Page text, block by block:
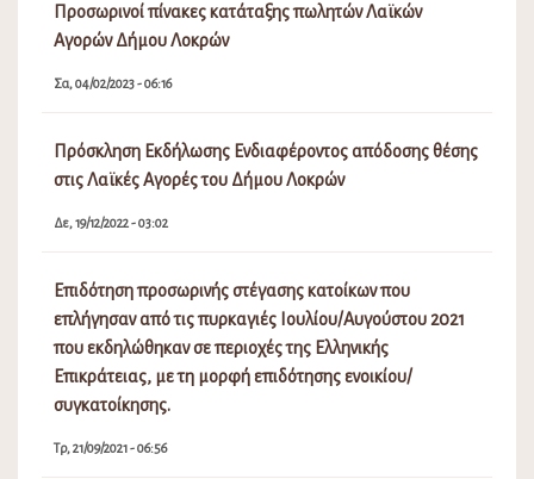
Προσωρινοί πίνακες κατάταξης πωλητών Λαϊκών
Αγορών Δήμου Λοκρών
Σα, 04/02/2023 - 06:16
Πρόσκληση Εκδήλωσης Ενδιαφέροντος απόδοσης θέσης
στις Λαϊκές Αγορές του Δήμου Λοκρών
Δε, 19/12/2022 - 03:02
Επιδότηση προσωρινής στέγασης κατοίκων που
επλήγησαν από τις πυρκαγιές Ιουλίου/Αυγούστου 2021
που εκδηλώθηκαν σε περιοχές της Ελληνικής
Επικράτειας, με τη μορφή επιδότησης ενοικίου/
συγκατοίκησης.
Τρ, 21/09/2021 - 06:56